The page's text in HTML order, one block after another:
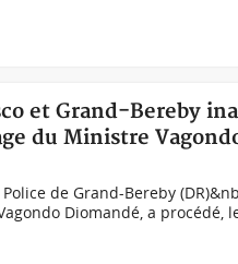
et Grand-Bereby
du Ministre
de Grand-Bereby
Diomandé, a procédé,